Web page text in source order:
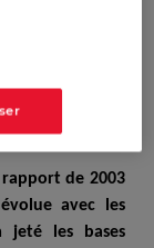
11/2025
de 2003
avec les
jeté les bases